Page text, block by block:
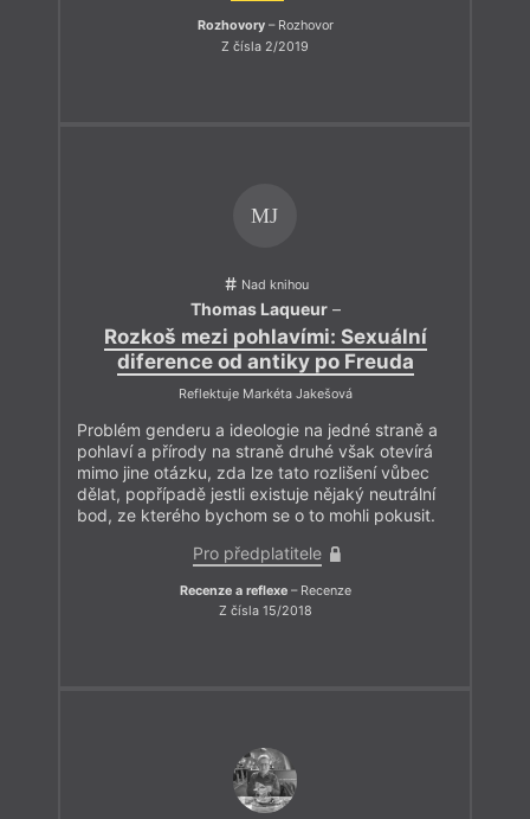
Rozhovory– Rozhovor
Z čísla 2/2019
MJ
Nad knihou
Thomas Laqueur–
Rozkoš mezi pohlavími: Sexuální
diference od antiky po Freuda
Reflektuje Markéta Jakešová
Problém genderu a ideologie na jedné straně a
pohlaví a přírody na straně druhé však otevírá
mimo jine otázku, zda lze tato rozlišení vůbec
dělat, popřípadě jestli existuje nějaký neutrální
bod, ze kterého bychom se o to mohli pokusit.
Pro předplatitele
Recenze a reflexe– Recenze
Z čísla 15/2018